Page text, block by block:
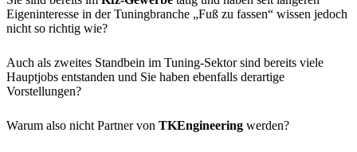
Eigeninteresse in der Tuningbranche „Fuß zu fassen“ wissen jedoch
nicht so richtig wie?
Auch als zweites Standbein im Tuning-Sektor sind bereits viele
Hauptjobs entstanden und Sie haben ebenfalls derartige
Vorstellungen?
Warum also nicht Partner von TKEngineering werden?